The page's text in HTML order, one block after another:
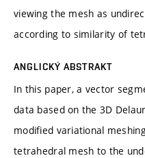
viewing the mesh as
according to similarity of
ANGLICKÝ ABSTRAKT
In this paper, a vector
data based on the 3D
modified variational
tetrahedral mesh to the